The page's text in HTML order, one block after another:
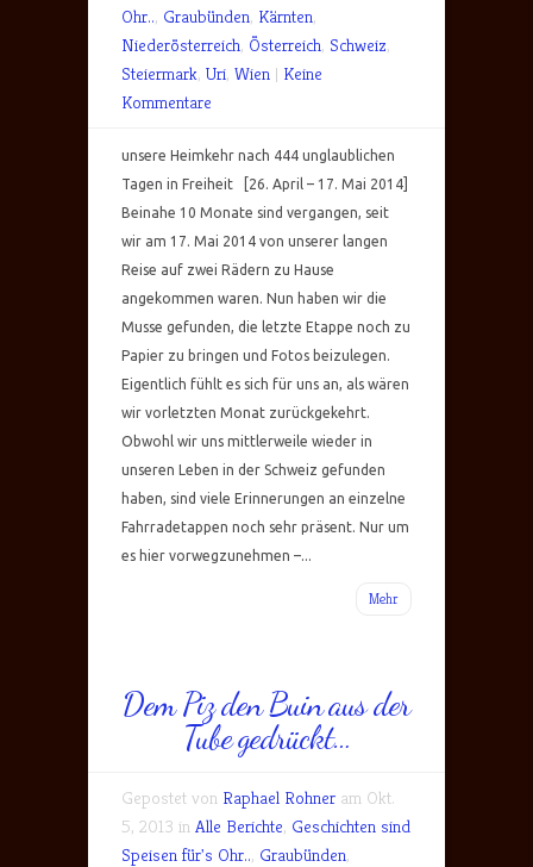
Ohr.., Graubünden, Kärnten,
Niederösterreich, Österreich, Schweiz,
Steiermark, Uri, Wien | Keine
Kommentare
unsere Heimkehr nach 444 unglaublichen
Tagen in Freiheit [26. April – 17. Mai 2014]
Beinahe 10 Monate sind vergangen, seit
wir am 17. Mai 2014 von unserer langen
Reise auf zwei Rädern zu Hause
angekommen waren. Nun haben wir die
Musse gefunden, die letzte Etappe noch zu
Papier zu bringen und Fotos beizulegen.
Eigentlich fühlt es sich für uns an, als wären
wir vorletzten Monat zurückgekehrt.
Obwohl wir uns mittlerweile wieder in
unseren Leben in der Schweiz gefunden
haben, sind viele Erinnerungen an einzelne
Fahrradetappen noch sehr präsent. Nur um
es hier vorwegzunehmen –...
Mehr
Dem Piz den Buin aus der
Tube gedrückt…
Gepostet von Raphael Rohner am Okt.
5, 2013 in Alle Berichte, Geschichten sind
Speisen für's Ohr.., Graubünden,